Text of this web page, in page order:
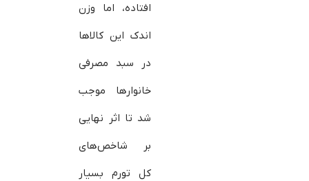
افتاده، اما وزن
اندک این کالاها
در سبد مصرفی
خانوارها موجب
شد تا اثر نهایی
بر شاخص‌های
کل تورم بسیار